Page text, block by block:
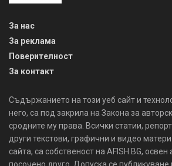
За нас
За реклама
Поверителност
За контакт
Съдържанието на този уеб сайт и
него, са под закрила на Закона за
сродните му права. Всички статии,
други текстови, графични и видео
сайта, са собственост на AFISH.BG, освен
посочено друго. Допуска се публикуване